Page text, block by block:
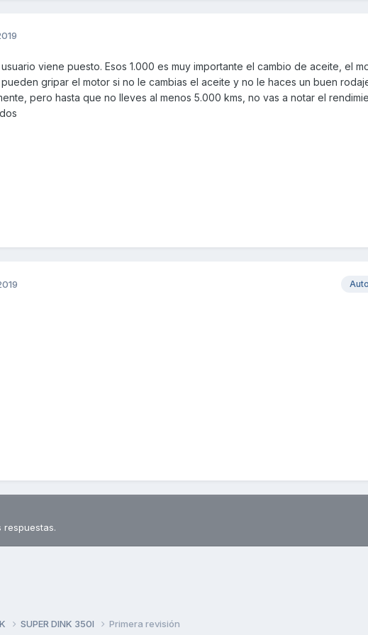
viene puesto. Esos 1.000 es muy importante el cambio de aceite, el
gripar el motor si no le cambias el aceite y no le haces un buen
pero hasta que no lleves al menos 5.000 kms, no vas a notar el
respuestas.
SUPER DINK 350I Primera revisión